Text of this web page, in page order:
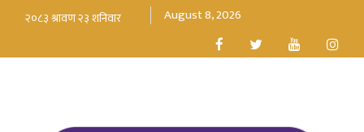
August 8, 2026